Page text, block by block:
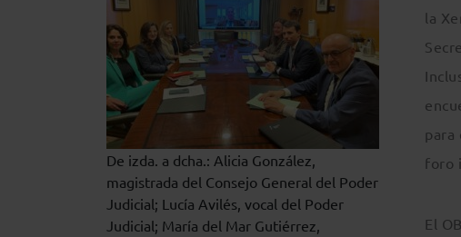
De izda. a dcha.: Alicia González,
magistrada del Consejo General del Poder
Judicial; Lucía Avilés, vocal del Poder
Judicial; María del Mar Gutiérrez,
la
para
foro
El